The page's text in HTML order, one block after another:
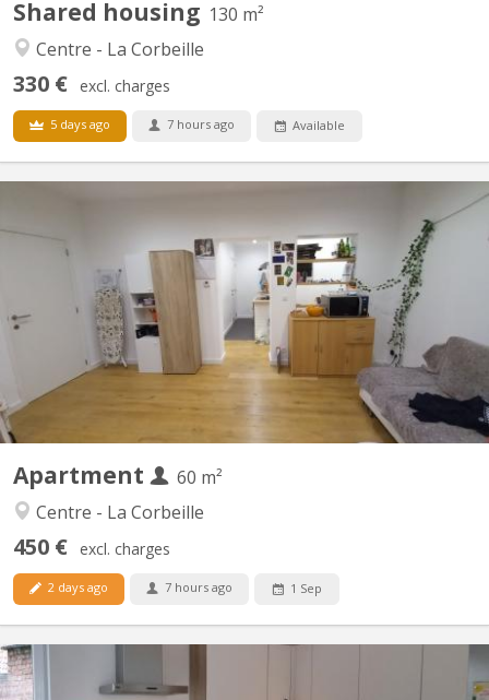
Shared housing 130 m²
Centre - La Corbeille
330 € excl. charges
5 days ago 7 hours ago Available
Apartment
60 m²
Centre - La Corbeille
450 € excl. charges
2 days ago 7 hours ago 1 Sep
KN 5742
RECHERCHE UN. E COLOCATAIRE C’est un appartement 8 pièces:
deux chambres, avec un grand salon- salle à manger, une cuisine
équipée, un WC, une salle de bain et un débarras. Il n’est pas
entièrement meublé mais il y a le nécessaire : table et chaises
dans le salon ; lit, bureau et garde-robe dans...
KN 4748